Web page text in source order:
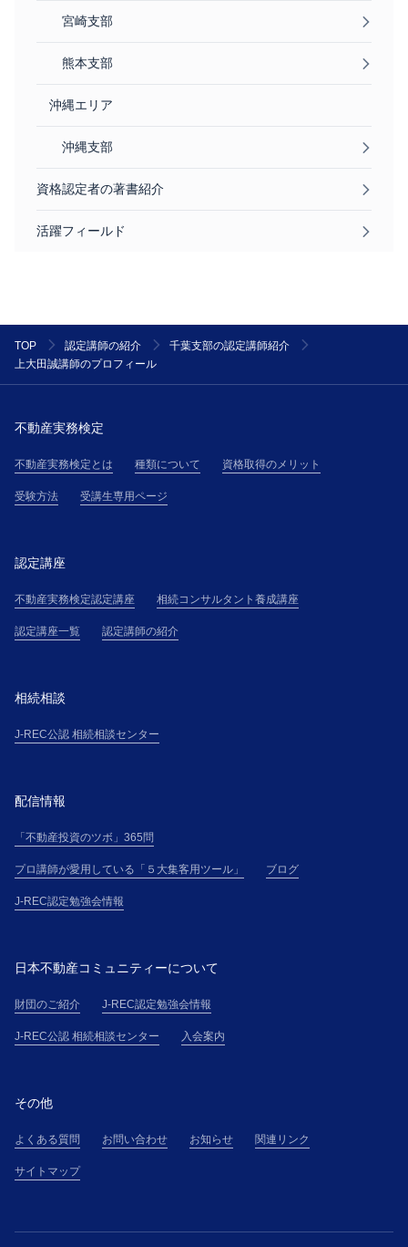
宮崎支部
熊本支部
沖縄エリア
沖縄支部
資格認定者の著書紹介
活躍フィールド
TOP 認定講師の紹介
千葉支部の認定講師紹介
上大田誠講師のプロフィール
不動産実務検定
不動産実務検定とは 種類について 資格取得のメリット
受験方法 受講生専用ページ
認定講座
不動産実務検定認定講座 相続コンサルタント養成講座
認定講座一覧 認定講師の紹介
相続相談
J-REC公認 相続相談センター
配信情報
「不動産投資のツボ」365問
プロ講師が愛用している「５大集客用ツール」 ブログ
J-REC認定勉強会情報
日本不動産コミュニティーについて
財団のご紹介 J-REC認定勉強会情報
J-REC公認 相続相談センター 入会案内
その他
よくある質問 お問い合わせ お知らせ 関連リンク
サイトマップ